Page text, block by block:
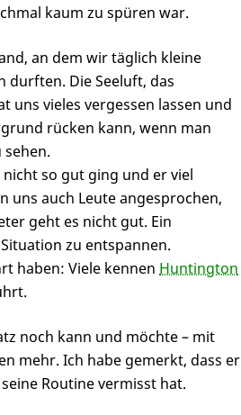
kaum zu spüren war.
an dem wir täglich kleine
durften. Die Seeluft, das
uns vieles vergessen lassen und
rücken kann, wenn man
sehen.
so gut ging und er viel
uns auch Leute angesprochen,
geht es nicht gut. Ein
zu entspannen.
haben: Viele kennen Huntington
noch kann und möchte – mit
mehr. Ich habe gemerkt, dass er
Routine vermisst hat.